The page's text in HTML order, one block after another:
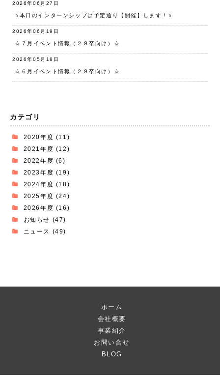
2026年06月27日
⭐️本日のインターンシップは予定通り【開催】します！⭐️
2026年06月19日
☆７月イベント情報（２８卒向け）☆
2026年05月18日
☆６月イベント情報（２８卒向け）☆
カテゴリ
2020年度 (11)
2021年度 (12)
2022年度 (6)
2023年度 (19)
2024年度 (18)
2025年度 (24)
2026年度 (16)
お知らせ (47)
ニュース (49)
ホーム
会社概要
事業紹介
お問い合せ
BLOG